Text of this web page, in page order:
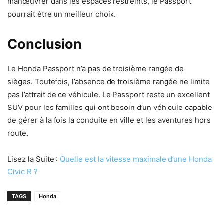
pourrait être un meilleur choix.
Conclusion
Le Honda Passport n’a pas de troisième rangée de
sièges. Toutefois, l’absence de troisième rangée ne limite
pas l’attrait de ce véhicule. Le Passport reste un excellent
SUV pour les familles qui ont besoin d’un véhicule capable
de gérer à la fois la conduite en ville et les aventures hors
route.
Lisez la Suite : Quelle est la vitesse maximale d’une Honda
Civic R ?
TAGS Honda